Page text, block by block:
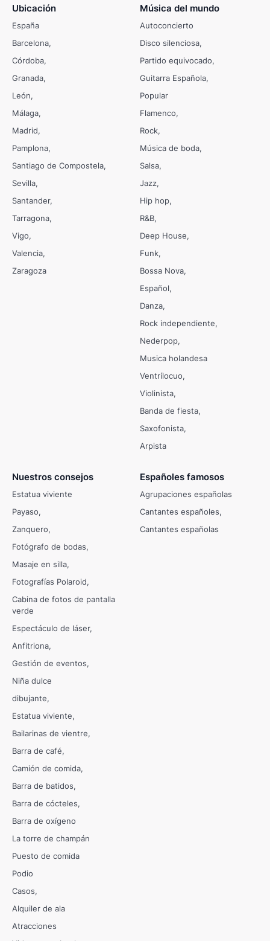
Ubicación
España
Barcelona
Córdoba
Granada
León
Málaga
Madrid
Pamplona
Santiago de Compostela
Sevilla
Santander
Tarragona
Vigo
Valencia
Zaragoza
Música del mundo
Autoconcierto
Disco silenciosa
Partido equivocado
Guitarra Española
Popular
Flamenco
Rock
Música de boda
Salsa
Jazz
Hip hop
R&B
Deep House
Funk
Bossa Nova
Español
Danza
Rock independiente
Nederpop
Musica holandesa
Ventrílocuo
Violinista
Banda de fiesta
Saxofonista
Arpista
Nuestros consejos
Estatua viviente
Payaso
Zanquero
Fotógrafo de bodas
Masaje en silla
Fotografías Polaroid
Cabina de fotos de pantalla
verde
Espectáculo de láser
Anfitriona
Gestión de eventos
Niña dulce
dibujante
Estatua viviente
Bailarinas de vientre
Barra de café
Camión de comida
Barra de batidos
Barra de cócteles
Barra de oxígeno
La torre de champán
Puesto de comida
Podio
Casos
Alquiler de ala
Atracciones
Españoles famosos
Agrupaciones españolas
Cantantes españoles
Cantantes españolas